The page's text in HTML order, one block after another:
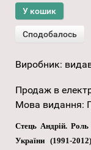
Виробник:
Продаж в
Мова видання:
Стець Андрій. Роль
України (1991-